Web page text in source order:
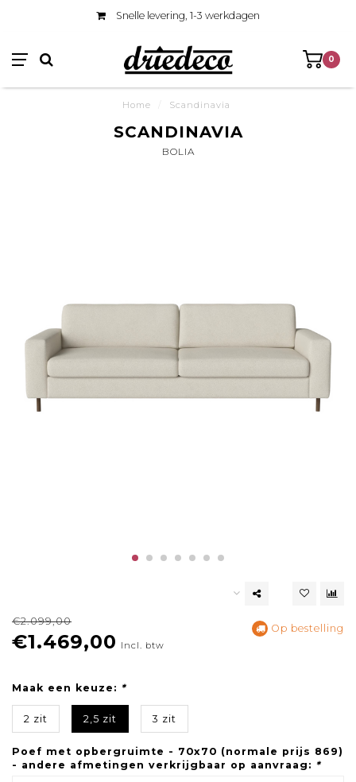
Snelle levering, 1-3 werkdagen
0
Home Scandinavia
SCANDINAVIA
BOLIA
€2.099,00
€1.469,00 Incl. btw
Op bestelling
Maak een keuze: *
2 zit 2,5 zit 3 zit
Poef met opbergruimte - 70x70 (normale prijs 869)
- andere afmetingen verkrijgbaar op aanvraag: *